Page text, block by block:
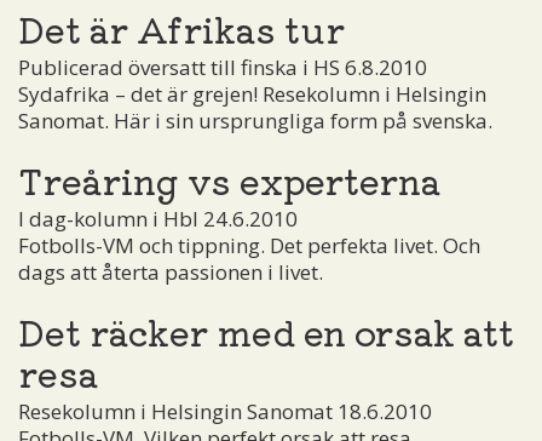
Det är Afrikas tur
Publicerad översatt till finska i HS 6.8.2010
Sydafrika – det är grejen! Resekolumn i Helsingin
Sanomat. Här i sin ursprungliga form på svenska.
Treåring vs experterna
I dag-kolumn i Hbl 24.6.2010
Fotbolls-VM och tippning. Det perfekta livet. Och
dags att återta passionen i livet.
Det räcker med en orsak att
resa
Resekolumn i Helsingin Sanomat 18.6.2010